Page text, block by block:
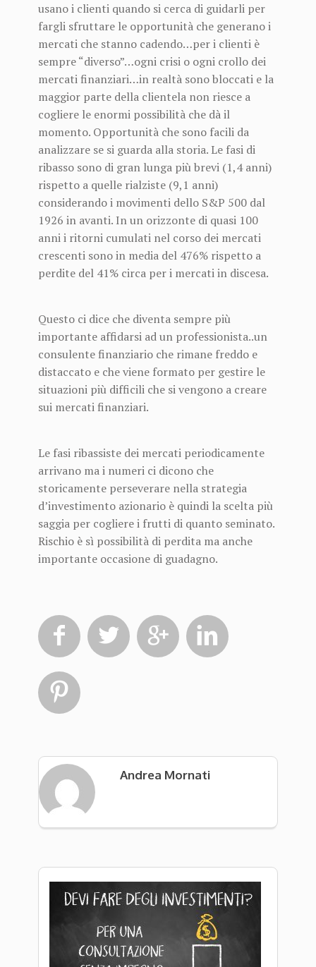
usano i clienti quando si cerca di guidarli per
fargli sfruttare le opportunità che generano i
mercati che stanno cadendo…per i clienti è
sempre “diverso”…ogni crisi o ogni crollo dei
mercati finanziari…in realtà sono bloccati e la
maggior parte della clientela non riesce a
cogliere le enormi possibilità che dà il
momento. Opportunità che sono facili da
analizzare se si guarda alla storia. Le fasi di
ribasso sono di gran lunga più brevi (1,4 anni)
rispetto a quelle rialziste (9,1 anni)
considerando i movimenti dello S&P 500 dal
1926 in avanti. In un orizzonte di quasi 100
anni i ritorni cumulati nel corso dei mercati
crescenti sono in media del 476% rispetto a
perdite del 41% circa per i mercati in discesa.
Questo ci dice che diventa sempre più
importante affidarsi ad un professionista..un
consulente finanziario che rimane freddo e
distaccato e che viene formato per gestire le
situazioni più difficili che si vengono a creare
sui mercati finanziari.
Le fasi ribassiste dei mercati periodicamente
arrivano ma i numeri ci dicono che
storicamente perseverare nella strategia
d’investimento azionario è quindi la scelta più
saggia per cogliere i frutti di quanto seminato.
Rischio è sì possibilità di perdita ma anche
importante occasione di guadagno.
   

Andrea Mornati